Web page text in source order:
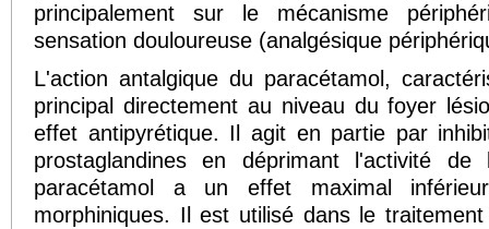
principalement sur le mécanisme
sensation douloureuse (analgésique
L'action antalgique du paracétamol,
principal directement au niveau du foyer
effet antipyrétique. Il agit en partie par
prostaglandines en déprimant l'activité de
paracétamol a un effet maximal
morphiniques. Il est utilisé dans le